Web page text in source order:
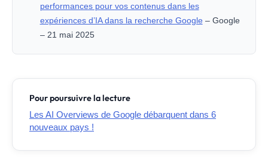
performances pour vos contenus dans les
expériences d’IA dans la recherche Google– Google
– 21 mai 2025
Pour poursuivre la lecture
Les AI Overviews de Google débarquent dans 6
nouveaux pays !